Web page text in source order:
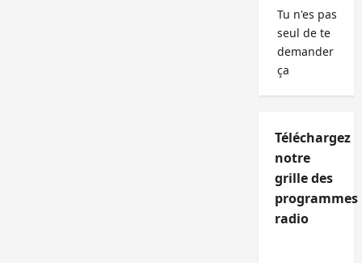
Tu n'es pas
seul de te
demander
ça
Téléchargez
notre
grille des
programmes
radio